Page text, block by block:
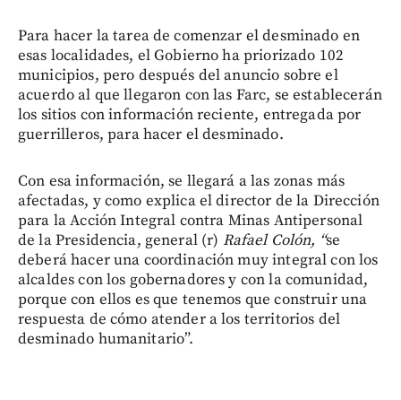
Para hacer la tarea de comenzar el desminado en
esas localidades, el Gobierno ha priorizado 102
municipios, pero después del anuncio sobre el
acuerdo al que llegaron con las Farc, se establecerán
los sitios con información reciente, entregada por
guerrilleros, para hacer el desminado.
Con esa información, se llegará a las zonas más
afectadas, y como explica el director de la Dirección
para la Acción Integral contra Minas Antipersonal
de la Presidencia, general (r) Rafael Colón, “se
deberá hacer una coordinación muy integral con los
alcaldes con los gobernadores y con la comunidad,
porque con ellos es que tenemos que construir una
respuesta de cómo atender a los territorios del
desminado humanitario”.